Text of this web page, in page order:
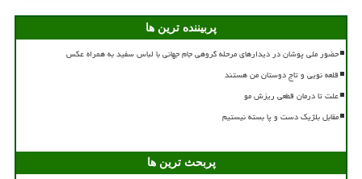
پربیننده ترین ها
حضور ملی پوشان در دیدارهای مرحله گروهی جام جهانی با لباس سفید به همراه عکس
قلعه نویی و تاج دوستان من هستند
علت تا درمان قطعی ریزش مو
مقابل بلژیک دست و پا بسته نیستیم
پربحث ترین ها